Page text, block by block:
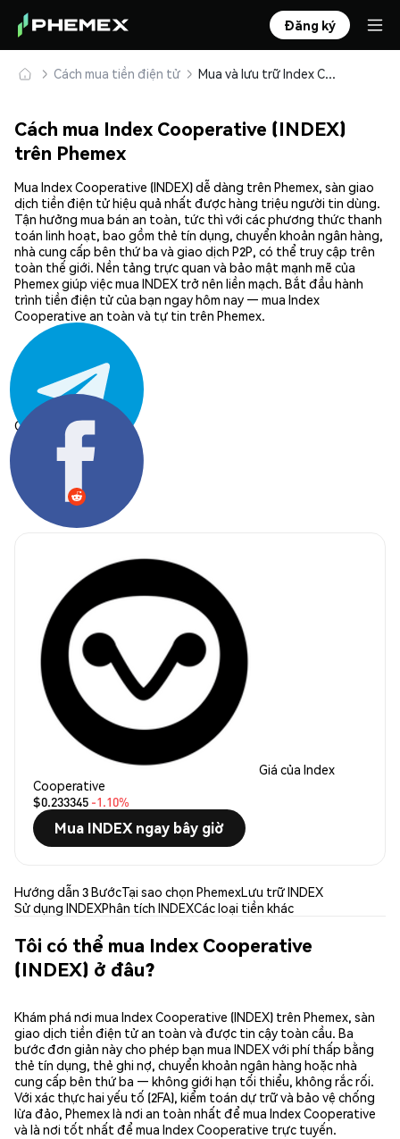
Đăng ký
Cách mua tiền điện tử Mua và lưu trữ Index Cooperative (INDEX) an toàn
Cách mua Index Cooperative (INDEX)
trên Phemex
Mua Index Cooperative (INDEX) dễ dàng trên Phemex, sàn giao
dịch tiền điện tử hiệu quả nhất được hàng triệu người tin dùng.
Tận hưởng mua bán an toàn, tức thì với các phương thức thanh
toán linh hoạt, bao gồm thẻ tín dụng, chuyển khoản ngân hàng,
nhà cung cấp bên thứ ba và giao dịch P2P, có thể truy cập trên
toàn thế giới. Nền tảng trực quan và bảo mật mạnh mẽ của
Phemex giúp việc mua INDEX trở nên liền mạch. Bắt đầu hành
trình tiền điện tử của bạn ngay hôm nay — mua Index
Cooperative an toàn và tự tin trên Phemex.
Chia sẻ:
Giá của Index
Cooperative
$0.233345 -1.10%
Mua INDEX ngay bây giờ
Hướng dẫn 3 BướcTại sao chọn PhemexLưu trữ INDEX
Sử dụng INDEXPhân tích INDEXCác loại tiền khác
Tôi có thể mua Index Cooperative
(INDEX) ở đâu?
Khám phá nơi mua Index Cooperative (INDEX) trên Phemex, sàn
giao dịch tiền điện tử an toàn và được tin cậy toàn cầu. Ba
bước đơn giản này cho phép bạn mua INDEX với phí thấp bằng
thẻ tín dụng, thẻ ghi nợ, chuyển khoản ngân hàng hoặc nhà
cung cấp bên thứ ba — không giới hạn tối thiểu, không rắc rối.
Với xác thực hai yếu tố (2FA), kiểm toán dự trữ và bảo vệ chống
lừa đảo, Phemex là nơi an toàn nhất để mua Index Cooperative
và là nơi tốt nhất để mua Index Cooperative trực tuyến.